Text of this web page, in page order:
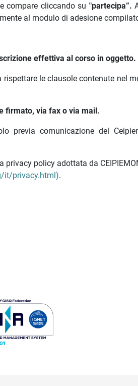
compare cliccando su "partecipa”.
al modulo di adesione
effettiva al corso in oggetto.
le clausole contenute nel
firmato, via fax o via mail.
previa comunicazione del
policy adottata da
it/privacy.html).